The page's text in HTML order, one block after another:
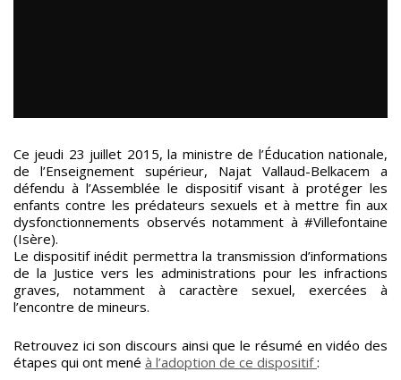
Ce jeudi 23 juillet 2015, la ministre de l’Éducation nationale,
de l’Enseignement supérieur, Najat Vallaud-Belkacem a
défendu à l’Assemblée le dispositif visant à protéger les
enfants contre les prédateurs sexuels et à mettre fin aux
dysfonctionnements observés notamment à #Villefontaine
(Isère).
Le dispositif inédit permettra la transmission d’informations
de la Justice vers les administrations pour les infractions
graves, notamment à caractère sexuel, exercées à
l’encontre de mineurs.
Retrouvez ici son discours ainsi que le résumé en vidéo des
étapes qui ont mené à l’adoption de ce dispositif: